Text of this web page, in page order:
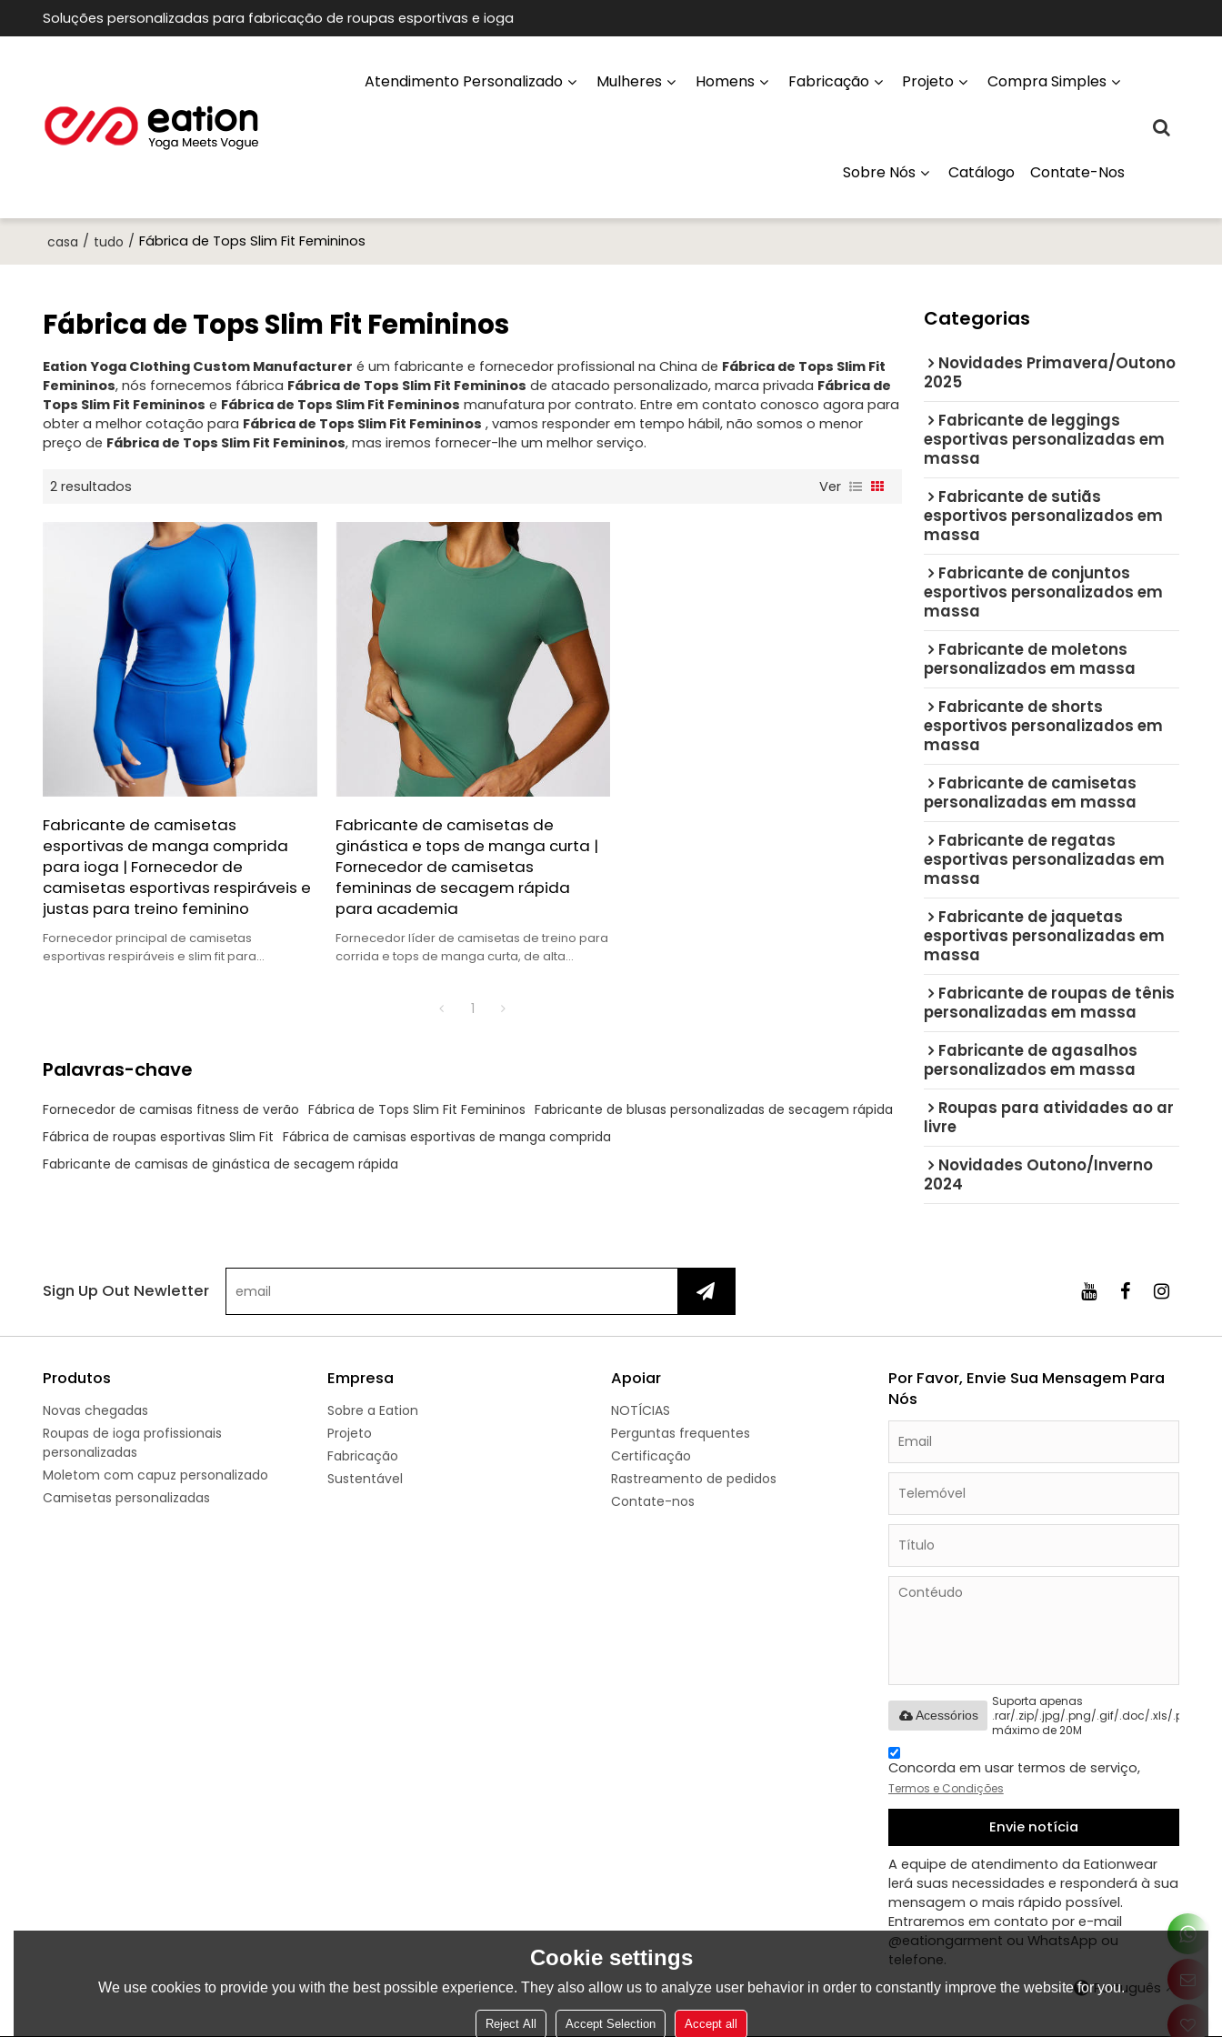
Soluções personalizadas para fabricação de roupas esportivas e ioga
Atendimento Personalizado Mulheres Homens Fabricação Projeto Compra Simples
Sobre Nós Catálogo Contate-Nos
casa / tudo / Fábrica de Tops Slim Fit Femininos
Fábrica de Tops Slim Fit Femininos
Eation Yoga Clothing Custom Manufacturer é um fabricante e fornecedor profissional na China de Fábrica de Tops Slim Fit
Femininos, nós fornecemos fábrica Fábrica de Tops Slim Fit Femininos de atacado personalizado, marca privada Fábrica de
Tops Slim Fit Femininos e Fábrica de Tops Slim Fit Femininos manufatura por contrato. Entre em contato conosco agora para
obter a melhor cotação para Fábrica de Tops Slim Fit Femininos , vamos responder em tempo hábil, não somos o menor
preço de Fábrica de Tops Slim Fit Femininos, mas iremos fornecer-lhe um melhor serviço.
2 resultados Ver
Fabricante de camisetas
esportivas de manga comprida
para ioga | Fornecedor de
camisetas esportivas respiráveis e
justas para treino feminino
Fornecedor principal de camisetas
esportivas respiráveis e slim fit para
Fabricante de camisetas de
ginástica e tops de manga curta |
Fornecedor de camisetas
femininas de secagem rápida
para academia
Fornecedor líder de camisetas de treino para
corrida e tops de manga curta, de alta
1
Palavras-chave
Fornecedor de camisas fitness de verão Fábrica de Tops Slim Fit Femininos Fabricante de blusas personalizadas de secagem rápida
Fábrica de roupas esportivas Slim Fit Fábrica de camisas esportivas de manga comprida
Fabricante de camisas de ginástica de secagem rápida
Categorias
Novidades Primavera/Outono
2025
Fabricante de leggings
esportivas personalizadas em
massa
Fabricante de sutiãs
esportivos personalizados em
massa
Fabricante de conjuntos
esportivos personalizados em
massa
Fabricante de moletons
personalizados em massa
Fabricante de shorts
esportivos personalizados em
massa
Fabricante de camisetas
personalizadas em massa
Fabricante de regatas
esportivas personalizadas em
massa
Fabricante de jaquetas
esportivas personalizadas em
massa
Fabricante de roupas de tênis
personalizadas em massa
Fabricante de agasalhos
personalizados em massa
Roupas para atividades ao ar
livre
Novidades Outono/Inverno
2024
Sign Up Out Newletter
Produtos
Novas chegadas
Roupas de ioga profissionais
personalizadas
Moletom com capuz personalizado
Camisetas personalizadas
Empresa
Sobre a Eation
Projeto
Fabricação
Sustentável
Apoiar
NOTÍCIAS
Perguntas frequentes
Certificação
Rastreamento de pedidos
Contate-nos
Por Favor, Envie Sua Mensagem Para
Nós
Suporta apenas
.rar/.zip/.jpg/.png/.gif/.doc/.xls/.pdf,
máximo de 20M
Acessórios
Concorda em usar termos de serviço,
Termos e Condições
Envie notícia
A equipe de atendimento da Eationwear
lerá suas necessidades e responderá à sua
mensagem o mais rápido possível.
Entraremos em contato por e-mail
@eationgarment ou WhatsApp ou
telefone.
Português
Cookie settings
We use cookies to provide you with the best possible experience. They also allow us to analyze user behavior in order to constantly improve the website for you.
Reject All Accept Selection Accept all